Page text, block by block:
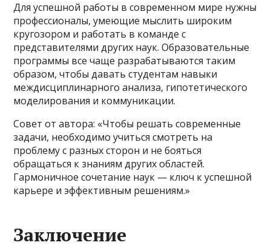
Для успешной работы в современном мире нужны
профессионалы, умеющие мыслить широким
кругозором и работать в команде с
представителями других наук. Образовательные
программы все чаще разрабатываются таким
образом, чтобы давать студентам навыки
междисциплинарного анализа, гипотетического
моделирования и коммуникации.
Совет от автора: «Чтобы решать современные
задачи, необходимо учиться смотреть на
проблему с разных сторон и не бояться
обращаться к знаниям других областей.
Гармоничное сочетание наук — ключ к успешной
карьере и эффективным решениям.»
Заключение